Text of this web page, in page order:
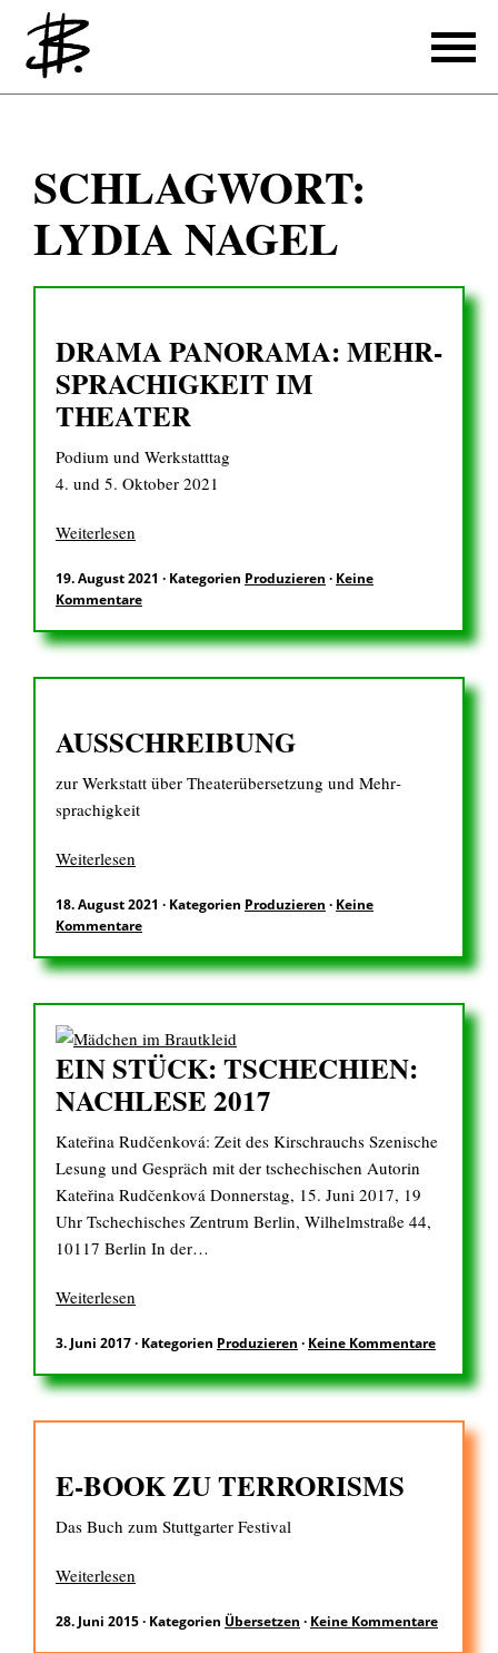
Schreiben
Referenzen
Produzieren
Übersetzen
Referenzen
Über mich
EN
SCHLAGWORT:
LYDIA NAGEL
DRAMA PANORAMA: MEHR­
SPRACHIGKEIT IM
THEATER
Podium und Werkstatttag
4. und 5. Oktober 2021
Weiterlesen
19. August 2021 · Kategorien Produzieren · Keine
Kommentare
AUSSCHREIBUNG
zur Werkstatt über Theater­übersetzung und Mehr­
sprachigkeit
Weiterlesen
18. August 2021 · Kategorien Produzieren · Keine
Kommentare
EIN STÜCK: TSCHECHIEN:
NACHLESE 2017
Kateřina Rudčenková: Zeit des Kirschrauchs Szenische
Lesung und Gespräch mit der tschechischen Autorin
Kateřina Rudčenková Donnerstag, 15. Juni 2017, 19
Uhr Tschechisches Zentrum Berlin, Wilhelmstraße 44,
10117 Berlin In der…
Weiterlesen
3. Juni 2017· Kategorien Produzieren · Keine Kommentare
E-BOOK ZU TERRORISMS
Das Buch zum Stuttgarter Festival
Weiterlesen
28. Juni 2015· Kategorien Übersetzen · Keine Kommentare